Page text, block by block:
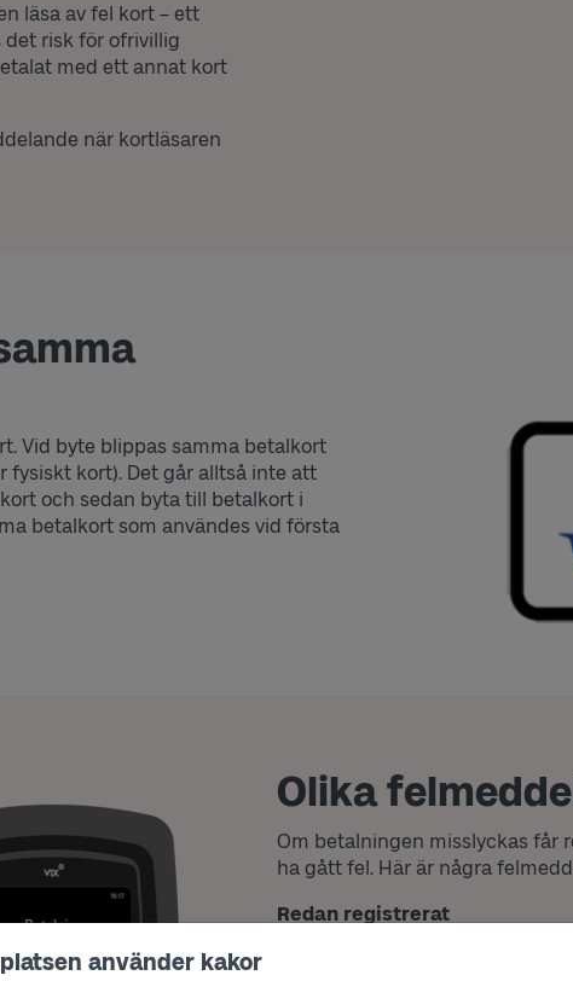
använder kakor
läsa av fel kort – ett
risk för ofrivillig
med ett annat kort
när kortläsaren
Vid byte blippas samma betalkort
fysiskt kort). Det går alltså inte att
och sedan byta till betalkort i
betalkort som användes vid första
Olika
Om betalningen misslyckas får
ha gått fel. Här är några
Redan registrerat